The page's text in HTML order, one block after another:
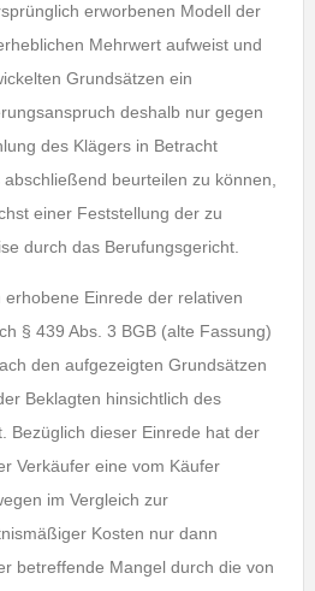
erworbenen Modell der
Mehrwert aufweist und
Grundsätzen ein
deshalb nur gegen
des Klägers in Betracht
beurteilen zu können,
einer Feststellung der zu
durch das Berufungsgericht.
Einrede der relativen
§ 439 Abs. 3 BGB (alte Fassung)
den aufgezeigten Grundsätzen
Beklagten hinsichtlich des
Bezüglich dieser Einrede hat der
Verkäufer eine vom Käufer
im Vergleich zur
Kosten nur dann
betreffende Mangel durch die von